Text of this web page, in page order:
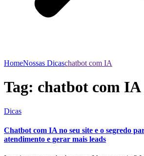
HomeNossas Dicaschatbot com IA
Tag: chatbot com IA
Dicas
Chatbot com IA no seu site e o segredo
atendimento e gerar mais leads